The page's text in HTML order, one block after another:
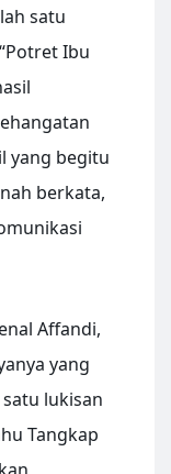
satu
Ibu
yang begitu
berkata,
Affandi,
yang
lukisan
Tangkap